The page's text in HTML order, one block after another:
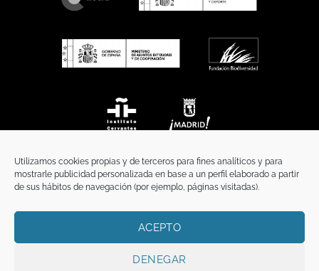
Utilizamos cookies propias y de terceros para fines analíticos y para
mostrarle publicidad personalizada en base a un perfil elaborado a partir
de sus hábitos de navegación (por ejemplo, páginas visitadas).
ACEPTO
DENEGAR
TÉRMINOS Y CONDICIONES